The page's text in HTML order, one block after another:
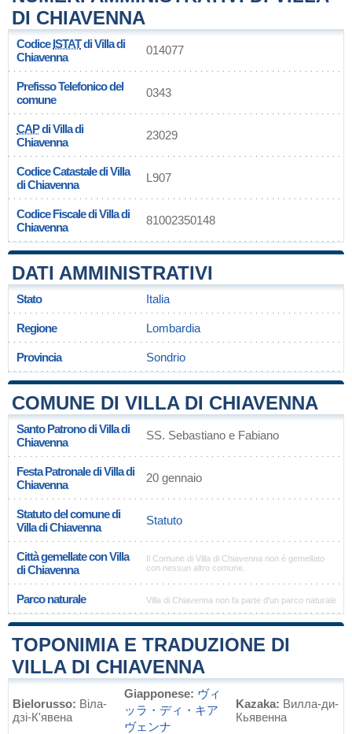
DI CHIAVENNA
CodiceISTATdi Villa di
Chiavenna
014077
Prefisso Telefonico del
comune
0343
CAPdi Villa di
Chiavenna
23029
Codice Catastale di Villa
di Chiavenna
L907
Codice Fiscale di Villa di
Chiavenna
81002350148
DATI AMMINISTRATIVI
Stato Italia
Regione Lombardia
Provincia Sondrio
COMUNE DI VILLA DI CHIAVENNA
Santo Patrono di Villa di
Chiavenna
SS. Sebastiano e Fabiano
Festa Patronale di Villa di
Chiavenna
20 gennaio
Statuto del comune di
Villa di Chiavenna
Statuto
Città gemellate con Villa
di Chiavenna
Il Comune di Villa di Chiavenna non è gemellato
con nessun altro comune.
Parco naturale Villa di Chiavenna non fa parte d'un parco naturale
TOPONIMIA E TRADUZIONE DI
VILLA DI CHIAVENNA
Bielorusso: Віла-
дзі-К'явена
Giapponese: ヴィ
ッラ・ディ・キア
ヴェンナ
Kazaka: Вилла-ди-
Кьявенна